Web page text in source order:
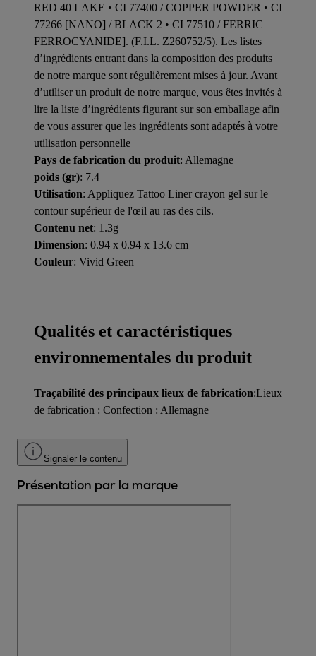
RED 40 LAKE • CI 77400 / COPPER POWDER • CI
77266 [NANO] / BLACK 2 • CI 77510 / FERRIC
FERROCYANIDE]. (F.I.L. Z260752/5). Les listes
d’ingrédients entrant dans la composition des produits
de notre marque sont régulièrement mises à jour. Avant
d’utiliser un produit de notre marque, vous êtes invités à
lire la liste d’ingrédients figurant sur son emballage afin
de vous assurer que les ingrédients sont adaptés à votre
utilisation personnelle
Pays de fabrication du produit: Allemagne
poids (gr): 7.4
Utilisation: Appliquez Tattoo Liner crayon gel sur le
contour supérieur de l'œil au ras des cils.
Contenu net: 1.3g
Dimension: 0.94 x 0.94 x 13.6 cm
Couleur: Vivid Green
Qualités et caractéristiques
environnementales du produit
Traçabilité des principaux lieux de fabrication:Lieux
de fabrication : Confection : Allemagne
Signaler le contenu
Présentation par la marque